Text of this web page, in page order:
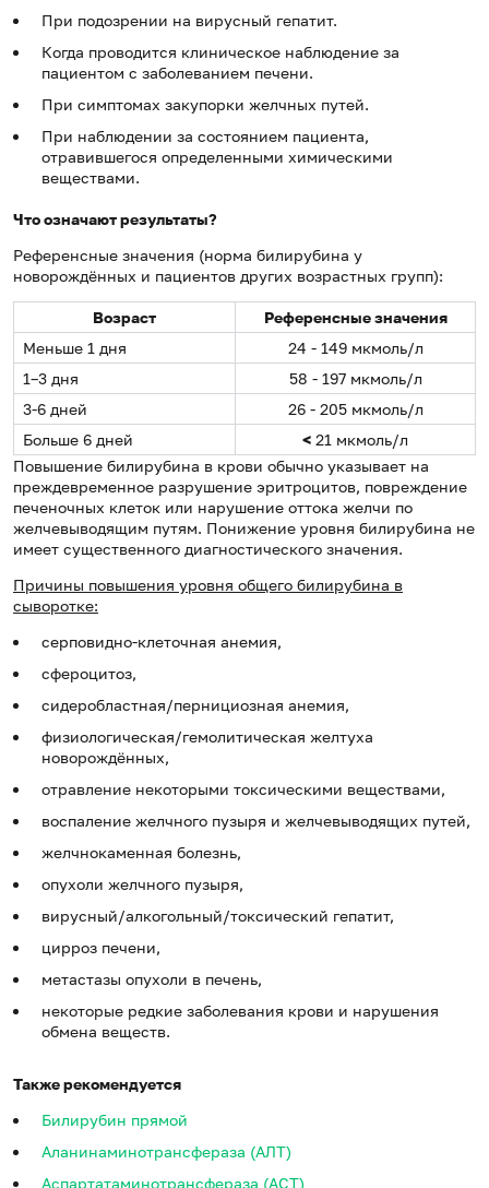
При подозрении на вирусный гепатит.
Когда проводится клиническое наблюдение за
пациентом с заболеванием печени.
При симптомах закупорки желчных путей.
При наблюдении за состоянием пациента,
отравившегося определенными химическими
веществами.
Что означают результаты?
Референсные значения (норма билирубина у
новорождённых и пациентов других возрастных групп):
Возраст
Референсные значения
Меньше 1 дня
24 - 149 мкмоль/л
1–3 дня
58 - 197 мкмоль/л
3-6 дней
26 - 205 мкмоль/л
Больше 6 дней
< 21 мкмоль/л
Повышение билирубина в крови обычно указывает на
преждевременное разрушение эритроцитов, повреждение
печеночных клеток или нарушение оттока желчи по
желчевыводящим путям. Понижение уровня билирубина не
имеет существенного диагностического значения.
Причины повышения уровня общего билирубина в
сыворотке:
серповидно-клеточная анемия,
сфероцитоз,
сидеробластная/пернициозная анемия,
физиологическая/гемолитическая желтуха
новорождённых,
отравление некоторыми токсическими веществами,
воспаление желчного пузыря и желчевыводящих путей,
желчнокаменная болезнь,
опухоли желчного пузыря,
вирусный/алкогольный/токсический гепатит,
цирроз печени,
метастазы опухоли в печень,
некоторые редкие заболевания крови и нарушения
обмена веществ.
Также рекомендуется
Билирубин прямой
Аланинаминотрансфераза (АЛТ)
Аспартатаминотрансфераза (АСТ)